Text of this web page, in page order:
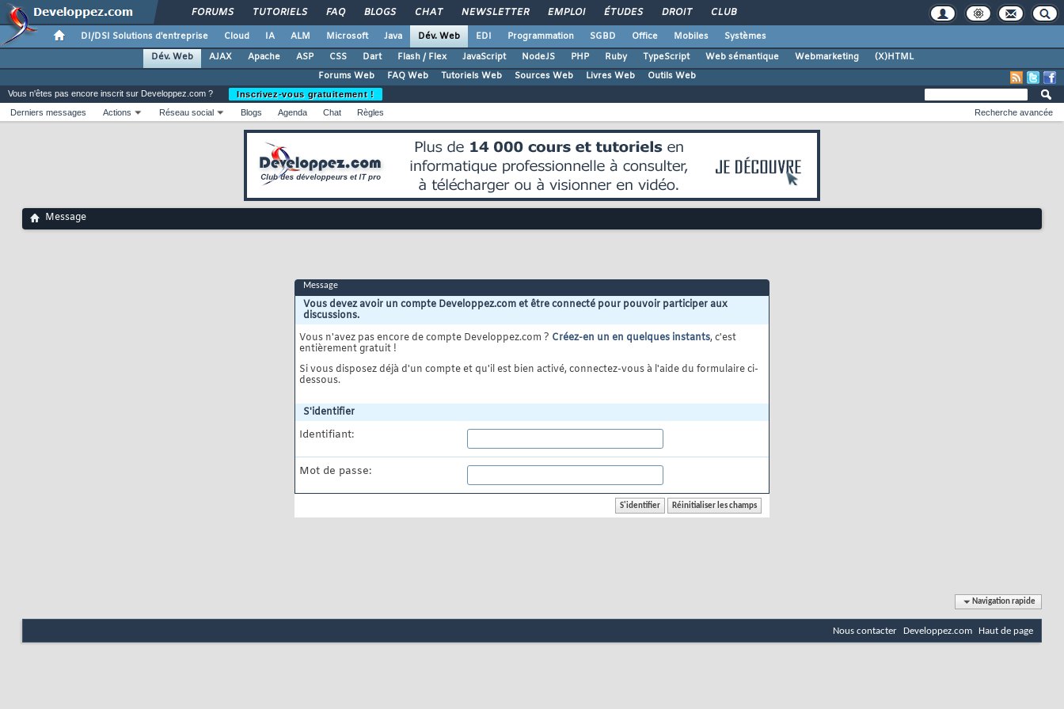
FORUMS TUTORIELS FAQ BLOGS CHAT NEWSLETTER EMPLOI ÉTUDES DROIT CLUB
DI/DSI Solutions d'entreprise Cloud IA ALM Microsoft Java Dév. Web EDI Programmation SGBD Office Mobiles
Systèmes
Dév. Web
AJAX Apache ASP CSS Dart Flash / Flex JavaScript NodeJS PHP Ruby TypeScript Web sémantique Webmarketing
(X)HTML
Forums Web
FAQ Web Tutoriels Web Sources Web Livres Web Outils Web
Vous n'êtes pas encore inscrit sur Developpez.com ?
Inscrivez-vous gratuitement !
Derniers messages
Actions Réseau social Blogs Agenda Chat Règles Recherche avancée
Message
Message
Vous devez avoir un compte Developpez.com et être connecté pour pouvoir participer aux
discussions.
Vous n'avez pas encore de compte Developpez.com ? Créez-en un en quelques instants, c'est
entièrement gratuit !
Si vous disposez déjà d'un compte et qu'il est bien activé, connectez-vous à l'aide du formulaire ci-
dessous.
S'identifier
Identifiant:
Mot de passe:
Navigation rapide
Nous contacter Developpez.com Haut de page